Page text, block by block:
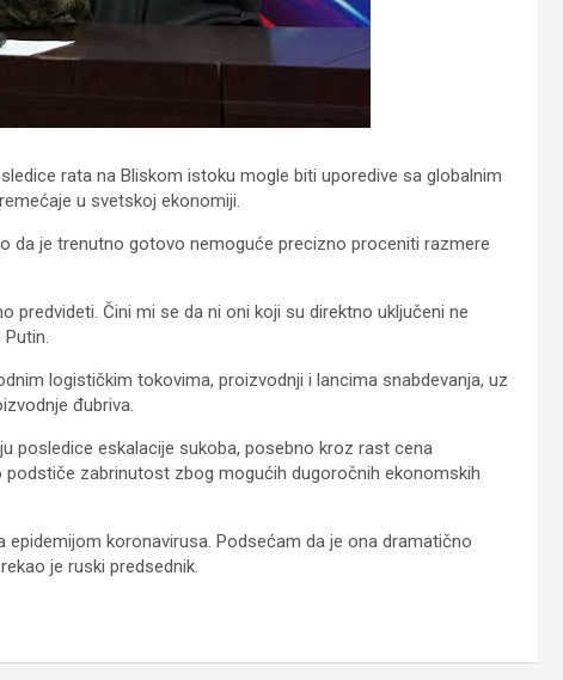
rata na Bliskom istoku mogle biti uporedive sa globalnim
u svetskoj ekonomiji.
da je trenutno gotovo nemoguće precizno proceniti razmere
predvideti. Čini mi se da ni oni koji su direktno uključeni ne
logističkim tokovima, proizvodnji i lancima snabdevanja, uz
đubriva.
posledice eskalacije sukoba, posebno kroz rast cena
zabrinutost zbog mogućih dugoročnih ekonomskih
koronavirusa. Podsećam da je ona dramatično
je ruski predsednik.